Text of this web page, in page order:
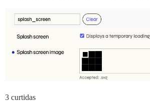
3 curtidas